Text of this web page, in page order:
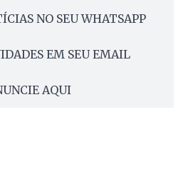
NO SEU WHATSAPP
EM SEU EMAIL
AQUI